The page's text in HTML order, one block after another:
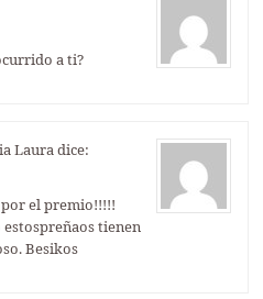
a ti?
Laura dice:
el premio!!!!!
tienen
Besikos